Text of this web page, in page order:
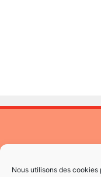
Nous utilisons des
nous ?